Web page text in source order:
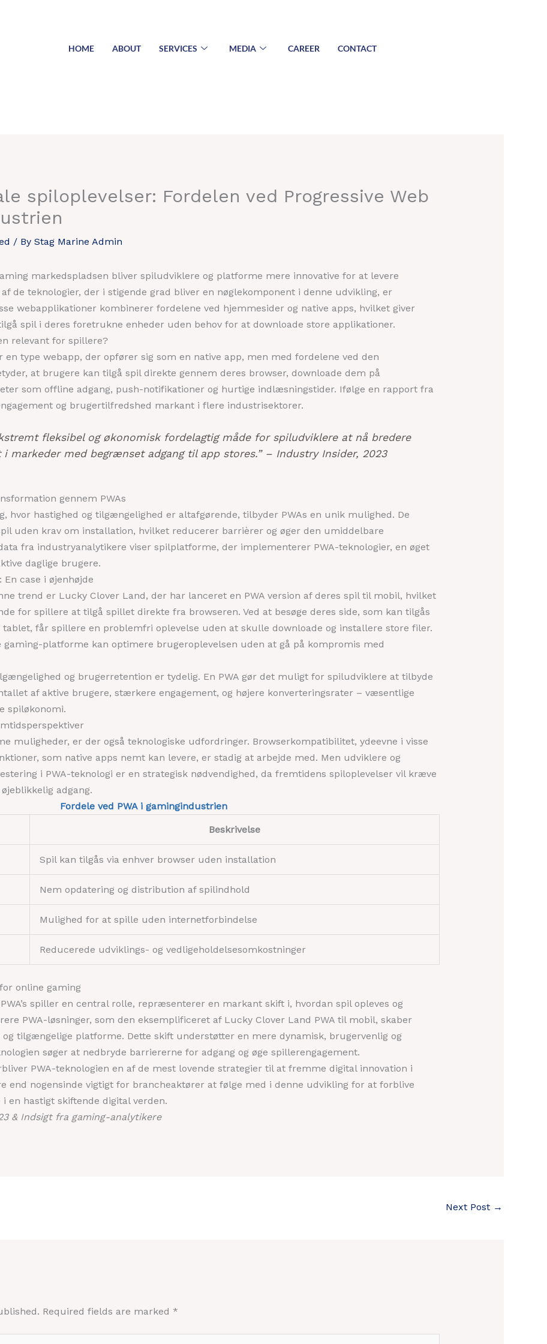
HOME ABOUT SERVICES MEDIA CAREER CONTACT
spiloplevelser: Fordelen ved Progressive Web
/ By Stag Marine Admin
markedspladsen bliver spiludviklere og platforme mere innovative for at levere
de teknologier, der i stigende grad bliver en nøglekomponent i denne udvikling, er
webapplikationer kombinerer fordelene ved hjemmesider og native apps, hvilket giver
spil i deres foretrukne enheder uden behov for at downloade store applikationer.
relevant for spillere?
en type webapp, der opfører sig som en native app, men med fordelene ved den
at brugere kan tilgå spil direkte gennem deres browser, downloade dem på
som offline adgang, push-notifikationer og hurtige indlæsningstider. Ifølge en rapport fra
og brugertilfredshed markant i flere industrisektorer.
fleksibel og økonomisk fordelagtig måde for spiludviklere at nå bredere
i markeder med begrænset adgang til app stores.” – Industry Insider, 2023
gennem PWAs
hvor hastighed og tilgængelighed er altafgørende, tilbyder PWAs en unik mulighed. De
uden krav om installation, hvilket reducerer barrièrer og øger den umiddelbare
fra industryanalytikere viser spilplatforme, der implementerer PWA-teknologier, en øget
daglige brugere.
case i øjenhøjde
trend er Lucky Clover Land, der har lanceret en PWA version af deres spil til mobil, hvilket
for spillere at tilgå spillet direkte fra browseren. Ved at besøge deres side, som kan tilgås
får spillere en problemfri oplevelse uden at skulle downloade og installere store filer.
platforme kan optimere brugeroplevelsen uden at gå på kompromis med
og brugerretention er tydelig. En PWA gør det muligt for spiludviklere at tilbyde
af aktive brugere, stærkere engagement, og højere konverteringsrater – væsentlige
spiløkonomi.
muligheder, er der også teknologiske udfordringer. Browserkompatibilitet, ydeevne i visse
som native apps nemt kan levere, er stadig at arbejde med. Men udviklere og
i PWA-teknologi er en strategisk nødvendighed, da fremtidens spiloplevelser vil kræve
adgang.
Fordele ved PWA i gamingindustrien
Beskrivelse
Spil kan tilgås via enhver browser uden installation
Nem opdatering og distribution af spilindhold
Mulighed for at spille uden internetforbindelse
Reducerede udviklings- og vedligeholdelsesomkostninger
online gaming
spiller en central rolle, repræsenterer en markant skift i, hvordan spil opleves og
PWA-løsninger, som den eksemplificeret af Lucky Clover Land PWA til mobil, skaber
tilgængelige platforme. Dette skift understøtter en mere dynamisk, brugervenlig og
søger at nedbryde barriererne for adgang og øge spillerengagement.
PWA-teknologien en af de mest lovende strategier til at fremme digital innovation i
end nogensinde vigtigt for brancheaktører at følge med i denne udvikling for at forblive
en hastigt skiftende digital verden.
& Indsigt fra gaming-analytikere
Next Post →
Required fields are marked *